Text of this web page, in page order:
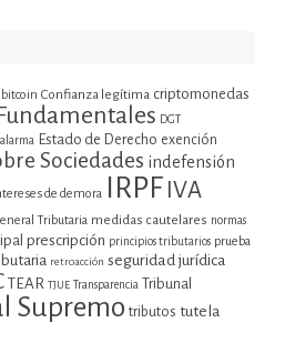
bitcoin Confianza legítima criptomonedas
DGT
alarma Estado de Derecho exención
Sociedades indefensión
de demora IRPF IVA
Tributaria medidas cautelares normas
prescripción principios tributarios prueba
retroacción seguridad jurídica
TEAR TJUE Transparencia Tribunal
Supremo tributos tutela